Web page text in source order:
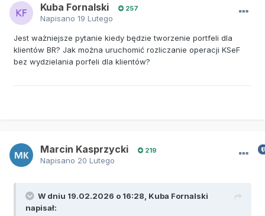
Kuba Fornalski 257
Napisano 19 Lutego
Jest ważniejsze pytanie kiedy będzie tworzenie portfeli dla
klientów BR? Jak można uruchomić rozliczanie operacji KSeF
bez wydzielania porfeli dla klientów?
Marcin Kasprzycki 219
Napisano 20 Lutego
W dniu 19.02.2026 o 16:28, Kuba Fornalski
napisał: